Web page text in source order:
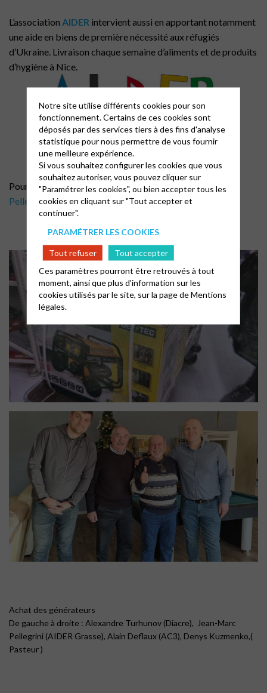
L’association AIDER intervient aussi en apportant notamment
une aide en biens de première nécessité aux réfugiés
d’Ukraine. Livraison chaque semaine d’aliments et de produits
d’hygiène à Nice.
Pour en savoir plus contacter le présidentJean-Marc
Pellegrini
Achat des générateurs
De gauche à droite : Alexandre Turhunov (Diacre), Jean-Marc
Pellegrini (AIDER Grasse), Alain Deflaux (AC3), Denys Kuzmenko,(
Pasteur )
Notre site utilise différents cookies pour son
fonctionnement. Certains de ces cookies sont
déposés par des services tiers à des fins d'analyse
statistique pour nous permettre de vous fournir
une meilleure expérience.
Si vous souhaitez configurer les cookies que vous
souhaitez autoriser, vous pouvez cliquer sur
"Paramétrer les cookies", ou bien accepter tous les
cookies en cliquant sur "Tout accepter et
continuer".
PARAMÉTRER LES COOKIES
Tout refuser
Tout accepter
Ces paramètres pourront être retrouvés à tout
moment, ainsi que plus d'information sur les
cookies utilisés par le site, sur la page deMentions
légales.